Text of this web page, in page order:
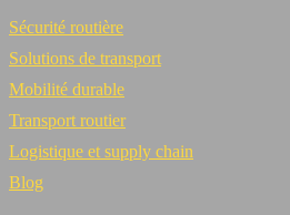
Sécurité routière
Solutions de transport
Mobilité durable
Transport routier
Logistique et supply chain
Blog